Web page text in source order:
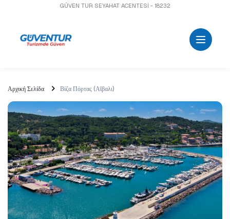
GÜVEN TUR SEYAHAT ACENTESİ - 18232
Αρχική Σελίδα Βίζα Πόρτας (Αΐβαλι)